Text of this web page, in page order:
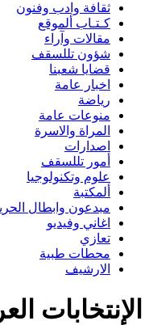
ثقافة وادب وفنون
كـتـاب ألموقع
مقالات وآراء
شؤون تللسقف
قضايا شعبنا
اخبار عامة
رياضة
منوعات عامة
المراة والاسرة
اصدارات
أمور تللسقف
علوم وتكنولوجيا
ألمكتبة
مبدعون وابطال
اغاني وفيديو
تعازي
محطات طبية
الارشيف
الإنتخابات